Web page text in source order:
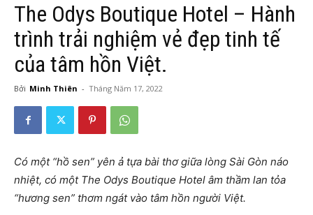
The Odys Boutique Hotel – Hành
trình trải nghiệm vẻ đẹp tinh tế
của tâm hồn Việt.
Bởi Minh Thiên - Tháng Năm 17, 2022
Có một “hồ sen” yên ả tựa bài thơ giữa lòng Sài Gòn náo
nhiệt, có một The Odys Boutique Hotel âm thầm lan tỏa
“hương sen” thơm ngát vào tâm hồn người Việt.